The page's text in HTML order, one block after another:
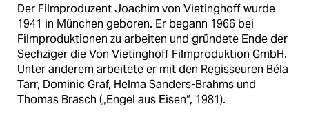
Der Filmproduzent Joachim von Vietinghoff wurde
1941 in München geboren. Er begann 1966 bei
Filmproduktionen zu arbeiten und gründete Ende der
Sechziger die Von Vietinghoff Filmproduktion GmbH.
Unter anderem arbeitete er mit den Regisseuren Béla
Tarr, Dominic Graf, Helma Sanders-Brahms und
Thomas Brasch („Engel aus Eisen“, 1981).